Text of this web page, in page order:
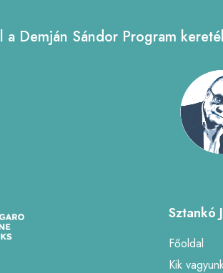
Demján Sándor Program
Sztankó
Főoldal
Kik